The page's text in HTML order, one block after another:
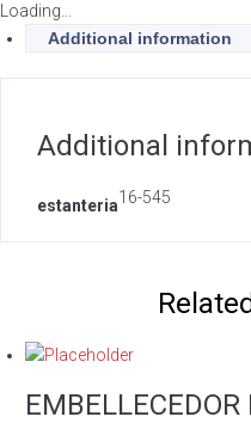
Loading...
Additional information
Additional
estanteria16-545
EMBELLECEDOR